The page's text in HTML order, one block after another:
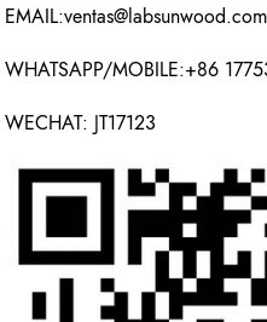
EMAIL:ventas@labsunwood.com
WHATSAPP/MOBILE:+86
WECHAT: JT17123